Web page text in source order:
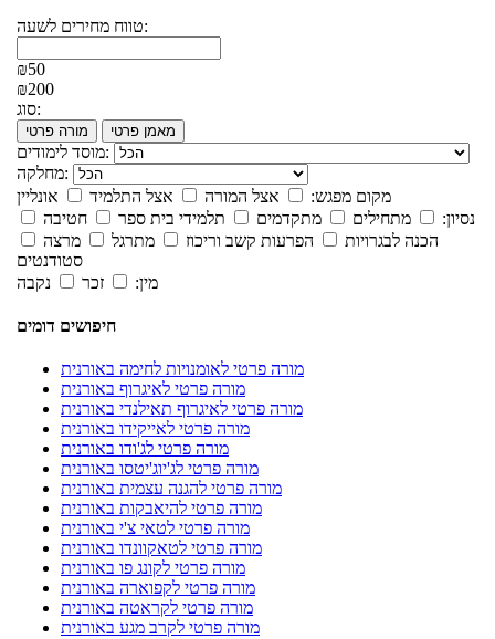
טווח מחירים לשעה:
₪50
₪200
סוג:
מורה פרטי מאמן פרטי
מוסד לימודים:
מחלקה:
מקום מפגש:
אצל המורה אצל התלמיד
אונליין
נסיון:
מתחילים מתקדמים תלמידי בית ספר
חטיבה
הכנה לבגרויות
הפרעות קשב וריכוז מתרגל
מרצה
סטודנטים
מין:
זכר נקבה
חיפושים דומים
מורה פרטי לאומנויות לחימה באורנית
מורה פרטי לאיגרוף באורנית
מורה פרטי לאיגרוף תאילנדי באורנית
מורה פרטי לאייקידו באורנית
מורה פרטי לג'ודו באורנית
מורה פרטי לג'יוג'יטסו באורנית
מורה פרטי להגנה עצמית באורנית
מורה פרטי להיאבקות באורנית
מורה פרטי לטאי צ'י באורנית
מורה פרטי לטאקוונדו באורנית
מורה פרטי לקונג פו באורנית
מורה פרטי לקפוארה באורנית
מורה פרטי לקראטה באורנית
מורה פרטי לקרב מגע באורנית